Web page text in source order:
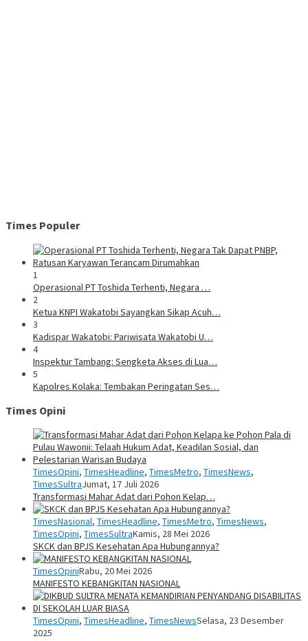
Times Populer
1
Operasional PT Toshida Terhenti, Negara …
2
Ketua KNPI Wakatobi Sayangkan Sikap Acuh…
3
Kadispar Wakatobi: Pariwisata Wakatobi U…
4
Inspektur Tambang: Sengketa Akses di Lua…
5
Kapolres Kolaka: Tembakan Peringatan Ses…
Times Opini
TimesOpini, TimesHeadline, TimesMetro, TimesNews,
TimesSultraJumat, 17 Juli 2026
Transformasi Mahar Adat dari Pohon Kelap…
TimesNasional, TimesHeadline, TimesMetro, TimesNews,
TimesOpini, TimesSultraKamis, 28 Mei 2026
SKCK dan BPJS Kesehatan Apa Hubungannya?
TimesOpiniRabu, 20 Mei 2026
MANIFESTO KEBANGKITAN NASIONAL
TimesOpini, TimesHeadline, TimesNewsSelasa, 23 Desember
2025